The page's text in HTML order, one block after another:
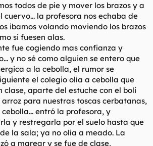
todos de pie y mover los brazos y a
cuervo... la profesora nos echaba de
ibamos volando moviendo los brazos
si fuesen alas.
fue cogiendo mas confianza y
y no sé como alguien se entero que
a la cebolla, el rumor se
el colegio olía a cebolla que
clase, aparte del estuche con el boli
para nuestras toscas cerbatanas,
entró la profesora, y
y restregarla por el suelo hasta que
la sala; ya no olía a meado. La
a marear y se fue de clase,